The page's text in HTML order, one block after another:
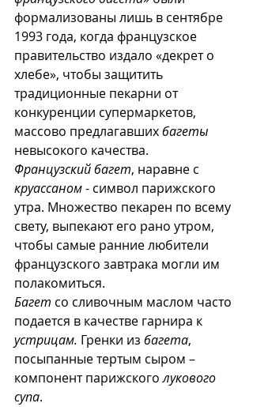
формализованы лишь в сентябре
1993 года, когда французское
правительство издало «декрет о
хлебе», чтобы защитить
традиционные пекарни от
конкуренции супермаркетов,
массово предлагавших багеты
невысокого качества.
Французский багет, наравне с
круассаном - символ парижского
утра. Множество пекарен по всему
свету, выпекают его рано утром,
чтобы самые ранние любители
французского завтрака могли им
полакомиться.
Багет со сливочным маслом часто
подается в качестве гарнира к
устрицам. Гренки из багета,
посыпанные тертым сыром –
компонент парижского лукового
супа.